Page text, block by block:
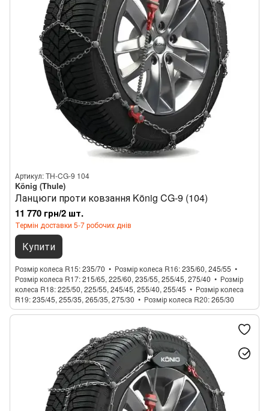
Артикул: TH-CG-9 104
König (Thule)
Ланцюги проти ковзання König CG-9 (104)
11 770 грн/2 шт.
Термін доставки 5-7 робочих днів
Купити
Розмір колеса R15 235/70 Розмір колеса R16 235/60, 245/55
Розмір колеса R17 215/65, 225/60, 235/55, 255/45, 275/40
Розмір
колеса R18 225/50, 225/55, 245/45, 255/40, 255/45
Розмір колеса
R19 235/45, 255/35, 265/35, 275/30 Розмір колеса R20 265/30